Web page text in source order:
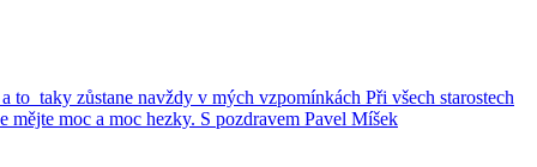
taky zůstane navždy v mých vzpomínkách Při všech starostech
moc a moc hezky. S pozdravem Pavel Míšek